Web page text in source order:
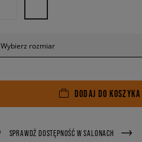
Wybierz rozmiar
DODAJ DO KOSZYKA
SPRAWDŹ DOSTĘPNOŚĆ W SALONACH